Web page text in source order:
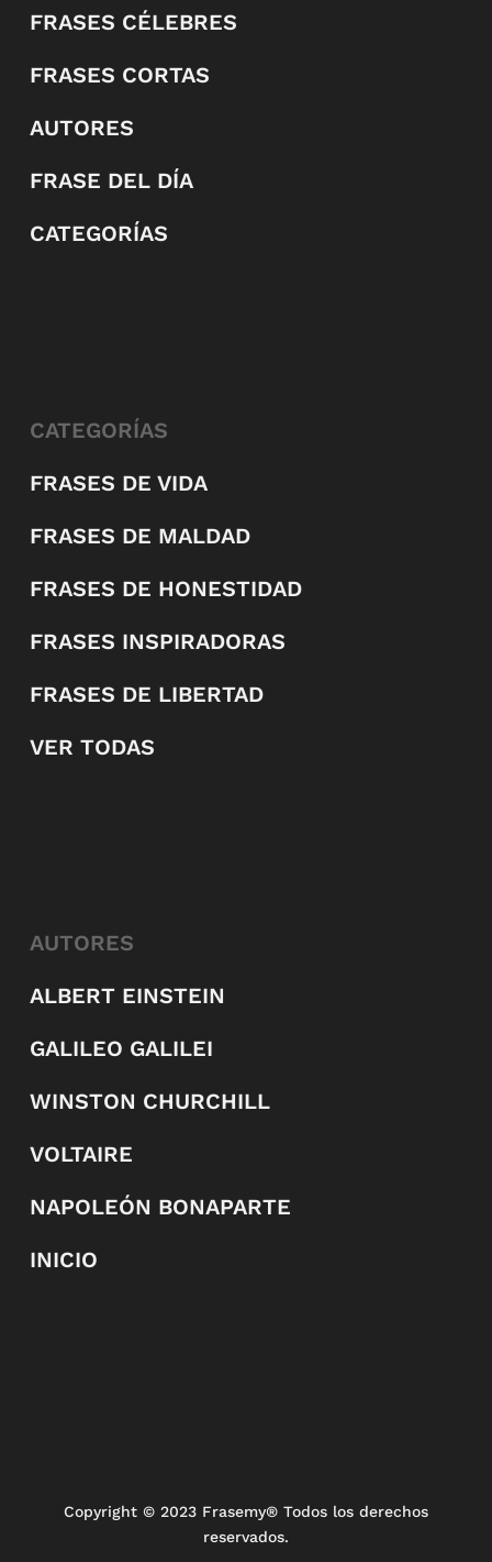
FRASES CÉLEBRES
FRASES CORTAS
AUTORES
FRASE DEL DÍA
CATEGORÍAS
CATEGORÍAS
FRASES DE VIDA
FRASES DE MALDAD
FRASES DE HONESTIDAD
FRASES INSPIRADORAS
FRASES DE LIBERTAD
VER TODAS
AUTORES
ALBERT EINSTEIN
GALILEO GALILEI
WINSTON CHURCHILL
VOLTAIRE
NAPOLEÓN BONAPARTE
INICIO
Copyright © 2023 Frasemy® Todos los derechos
reservados.